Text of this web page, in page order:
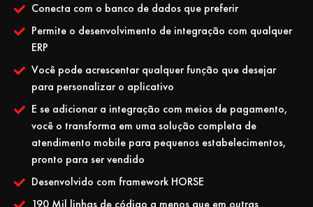
Conecta com o banco de dados que preferir
Permite o desenvolvimento de integração com qualquer
ERP
Você pode acrescentar qualquer função que desejar
para personalizar o aplicativo
E se adicionar a integração com meios de pagamento,
você o transforma em uma solução completa de
atendimento mobile para pequenos estabelecimentos,
pronto para ser vendido
Desenvolvido com framework HORSE
190 Mil linhas de código a menos que em outras